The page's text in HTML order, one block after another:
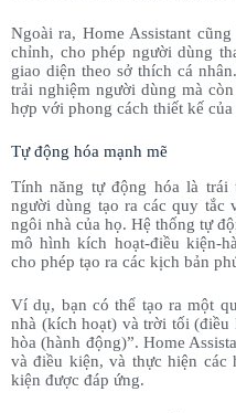
Ngoài ra, Home Assistant
chỉnh, cho phép người dùng
giao diện theo sở thích cá
trải nghiệm người dùng mà
hợp với phong cách thiết kế
Tự động hóa mạnh mẽ
Tính năng tự động hóa là trái
người dùng tạo ra các quy tắc
ngôi nhà của họ. Hệ thống tự
mô hình kích hoạt-điều kiện-
cho phép tạo ra các kịch bản
Ví dụ, bạn có thể tạo ra một
nhà (kích hoạt) và trời tối (điều
hòa (hành động)”. Home
và điều kiện, và thực hiện các
kiện được đáp ứng.